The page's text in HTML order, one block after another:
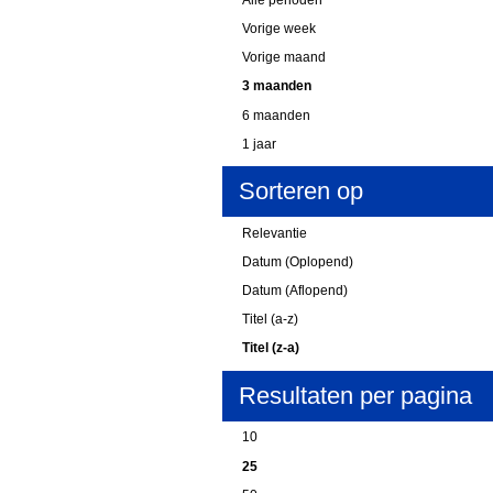
Vorige week
Vorige maand
3 maanden
6 maanden
1 jaar
Sorteren op
Relevantie
Datum (Oplopend)
Datum (Aflopend)
Titel (a-z)
Titel (z-a)
Resultaten per pagina
10
25